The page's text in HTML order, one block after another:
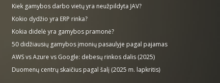
Kiek gamybos darbo vietų yra neužpildyta JAV?
Kokio dydžio yra ERP rinka?
Kokia didelė yra gamybos pramonė?
50 didžiausių gamybos įmonių pasaulyje pagal pajamas
AWS vs Azure vs Google: debesų rinkos dalis (2025)
Duomenų centrų skaičius pagal šalį (2025 m. lapkritis)